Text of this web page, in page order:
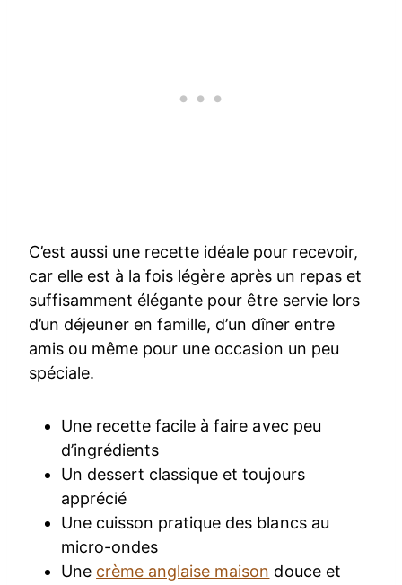
C’est aussi une recette idéale pour recevoir,
car elle est à la fois légère après un repas et
suffisamment élégante pour être servie lors
d’un déjeuner en famille, d’un dîner entre
amis ou même pour une occasion un peu
spéciale.
Une recette facile à faire avec peu
d’ingrédients
Un dessert classique et toujours
apprécié
Une cuisson pratique des blancs au
micro-ondes
Une crème anglaise maison douce et